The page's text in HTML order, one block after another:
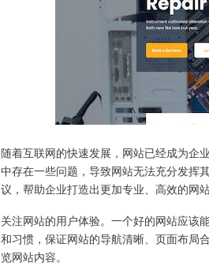
随着互联网的快速发展，网站已经成为企
中存在一些问题，导致网站无法充分发挥
议，帮助企业打造出更加专业、高效的网站
关注网站的用户体验。一个好的网站应该
和习惯，保证网站的导航清晰、页面布局
览网站内容。